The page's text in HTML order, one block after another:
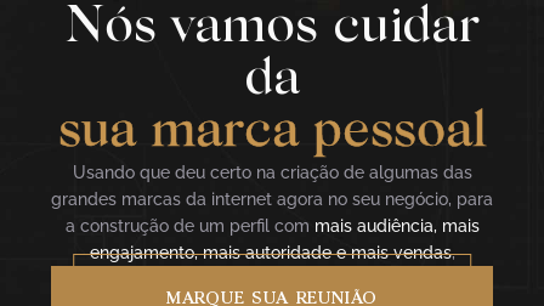
Nós vamos cuidar
da
sua marca pessoal
Usando que deu certo na criação de algumas das
grandes marcas da internet agora no seu negócio, para
a construção de um perfil com mais audiência, mais
engajamento, mais autoridade e mais vendas,
MARQUE SUA REUNIÃO